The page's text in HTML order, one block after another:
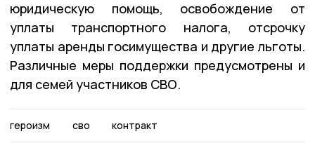
юридическую помощь, освобождение от
уплаты транспортного налога, отсрочку
уплаты аренды госимущества и другие льготы.
Различные меры поддержки предусмотрены и
для семей участников СВО.
героизм сво контракт